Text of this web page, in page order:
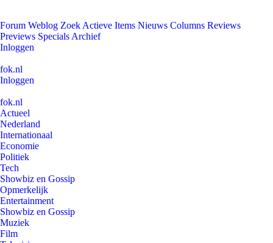
Forum Weblog Zoek Actieve Items Nieuws Columns Reviews
Previews Specials Archief
Inloggen
fok.nl
Inloggen
fok.nl
Actueel
Nederland
Internationaal
Economie
Politiek
Tech
Showbiz en Gossip
Opmerkelijk
Entertainment
Showbiz en Gossip
Muziek
Film